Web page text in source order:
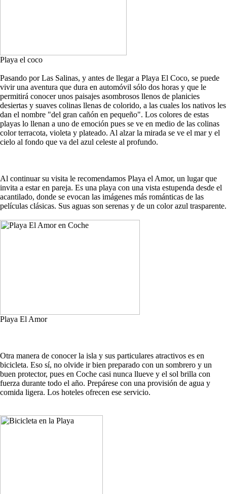
Playa el coco
Pasando por Las Salinas, y antes de llegar a Playa El Coco, se puede
vivir una aventura que dura en automóvil sólo dos horas y que le
permitirá conocer unos paisajes asombrosos llenos de planicies
desiertas y suaves colinas llenas de colorido, a las cuales los nativos les
dan el nombre "del gran cañón en pequeño". Los colores de estas
playas lo llenan a uno de emoción pues se ve en medio de las colinas
color terracota, violeta y plateado. Al alzar la mirada se ve el mar y el
cielo al fondo que va del azul celeste al profundo.
Al continuar su visita le recomendamos Playa el Amor, un lugar que
invita a estar en pareja. Es una playa con una vista estupenda desde el
acantilado, donde se evocan las imágenes más románticas de las
películas clásicas. Sus aguas son serenas y de un color azul trasparente.
Playa El Amor
Otra manera de conocer la isla y sus particulares atractivos es en
bicicleta. Eso sí, no olvide ir bien preparado con un sombrero y un
buen protector, pues en Coche casi nunca llueve y el sol brilla con
fuerza durante todo el año. Prepárese con una provisión de agua y
comida ligera. Los hoteles ofrecen ese servicio.